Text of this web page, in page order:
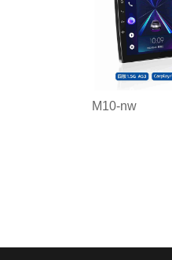
M10-nw